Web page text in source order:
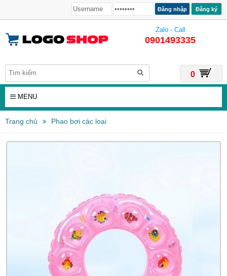
Đăng ký
Zalo - Call
0901493335
0
MENU
Trang chủ Phao bơi các loại